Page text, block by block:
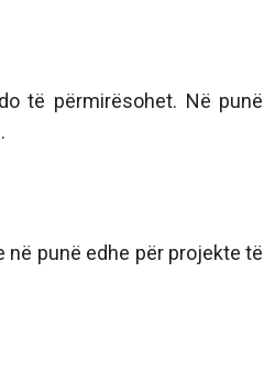
të përmirësohet. Në punë
​​në punë edhe për projekte të